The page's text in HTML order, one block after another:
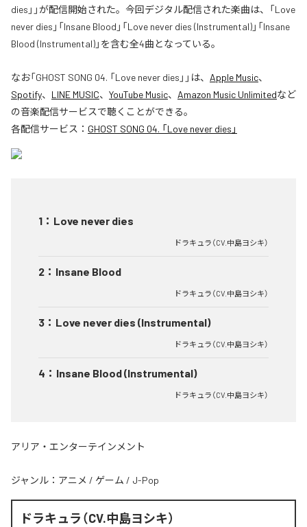
dies」」が配信開始された。今回デジタル配信された楽曲は、「Love
never dies」「Insane Blood」「Love never dies (Instrumental)」「Insane
Blood (Instrumental)」を含む全4曲となっている。
なお「GHOST SONG 04. 「Love never dies」 」は、 Apple Music、
Spotify、 LINE MUSIC、 YouTube Music、 Amazon Music Unlimitedなど
の音楽配信サービスで聴くことができる。
各配信サービス： GHOST SONG 04. 「Love never dies」
1 ： Love never dies
ドラキュラ（CV.中島ヨシキ）
2 ： Insane Blood
ドラキュラ（CV.中島ヨシキ）
3 ： Love never dies (Instrumental)
ドラキュラ（CV.中島ヨシキ）
4 ： Insane Blood (Instrumental)
ドラキュラ（CV.中島ヨシキ）
アリア・エンターテインメント
ジャンル： アニメ / ゲーム / J-Pop
ドラキュラ（CV.中島ヨシキ）